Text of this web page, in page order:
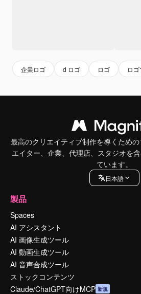
企業ロゴ d ロゴ ロゴ ロ
最高のクリエイティブ制作を導くため
エイター、企業、代理店、スタジオを
ています。
日本語
製品
Spaces
AI アシスタント
AI 画像生成ツール
AI 動画生成ツール
AI 音声合成ツール
ストックコンテンツ
Claude/ChatGPT向けMCP 新規